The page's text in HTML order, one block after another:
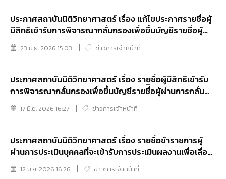
ประกาศสถาบันนิติวิทยาศาสตร์ เรื่อง แก้ไขประกาศรายชื่อผู้
มีสิทธิเข้ารับการพิจารณากลั่นกรองเพื่อขึ้นบัญชีรายชื่อผู้
ผ่านการกลั่นกรองเพื่อแต่งตั้งให้ดำรงตำแหน่งประเภท
อำนวยการ ระดับต้น ของสถาบันนิติวิทยาศาสตร์และกำหนด
23 มิ.ย. 2026 15:03 ข่าวการเจ้าหน้าที่
ประกาศสถาบันนิติวิทยาศาสตร์ เรื่อง รายชื่อผู้มีสิทธิเข้ารับ
การพิจารณากลั่นกรองเพื่อขึ้นบัญชีรายชื่ิอผู้ผ่านการกลั่น
กรองเพื่อแต่งตั้งให้ดำรงตำแหน่งประเภทอำนวยการ ระดับ
ต้น ของสถาบันนิติวิทยาศาสตร์และกำหนดวัน เวลา และ
17 มิ.ย. 2026 16:27 ข่าวการเจ้าหน้าที่
ประกาศสถาบันนิติวิทยาศาสตร์ เรื่อง รายชื่อข้าราชการผู้
ผ่านการประเมินบุคคลที่จะเข้ารับการประเมินผลงานเพื่อเลื่อน
ขึ้นแต่งตั้งให้ดำรงตำแหน่งนักนิติวิทยาศาสตร์ชำนาญการ
12 มิ.ย. 2026 16:26 ข่าวการเจ้าหน้าที่